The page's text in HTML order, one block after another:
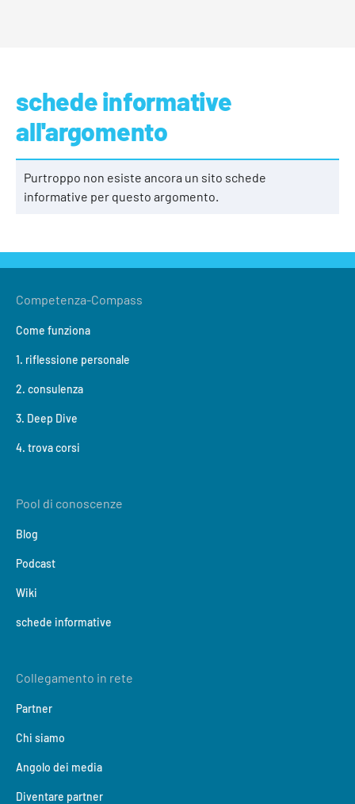
schede informative
all'argomento
Purtroppo non esiste ancora un sito schede
informative per questo argomento.
Competenza-Compass
Come funziona
1. riflessione personale
2. consulenza
3. Deep Dive
4. trova corsi
Pool di conoscenze
Blog
Podcast
Wiki
schede informative
Collegamento in rete
Partner
Chi siamo
Angolo dei media
Diventare partner